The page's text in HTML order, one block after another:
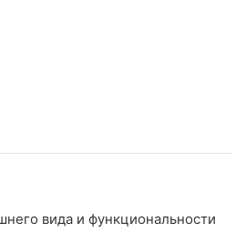
вида и функциональности